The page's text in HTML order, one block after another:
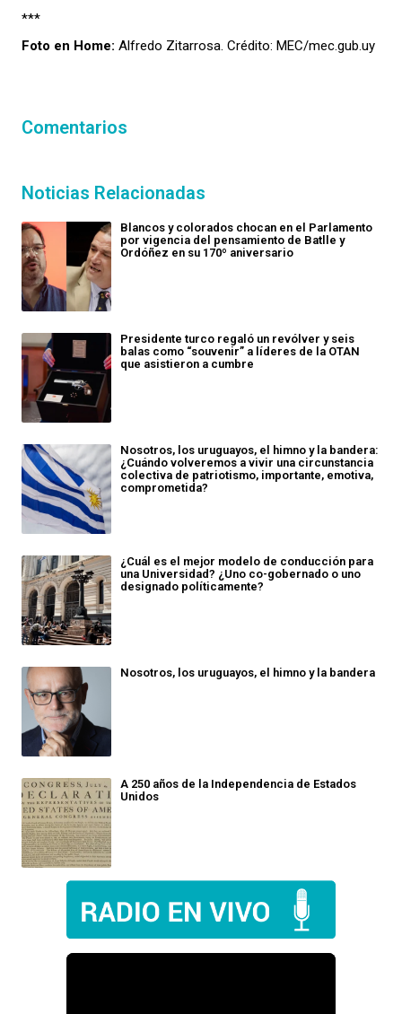
***
Foto en Home: Alfredo Zitarrosa. Crédito: MEC/mec.gub.uy
Comentarios
Noticias Relacionadas
Blancos y colorados chocan en el Parlamento
por vigencia del pensamiento de Batlle y
Ordóñez en su 170º aniversario
Presidente turco regaló un revólver y seis
balas como “souvenir” a líderes de la OTAN
que asistieron a cumbre
Nosotros, los uruguayos, el himno y la bandera:
¿Cuándo volveremos a vivir una circunstancia
colectiva de patriotismo, importante, emotiva,
comprometida?
¿Cuál es el mejor modelo de conducción para
una Universidad? ¿Uno co-gobernado o uno
designado políticamente?
Nosotros, los uruguayos, el himno y la bandera
A 250 años de la Independencia de Estados
Unidos